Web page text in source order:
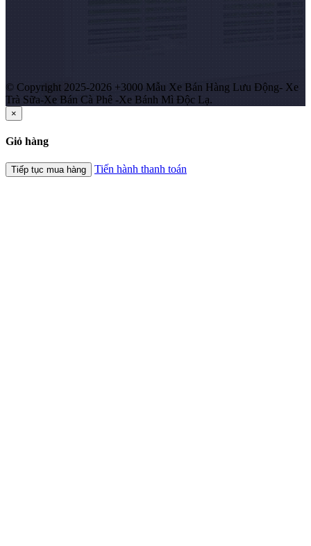
© Copyright 2025-2026 +3000 Mẫu Xe Bán Hàng Lưu Động- Xe
Trà Sữa-Xe Bán Cà Phê -Xe Bánh Mì Độc Lạ.
×
Giỏ hàng
Tiếp tục mua hàng Tiến hành thanh toán